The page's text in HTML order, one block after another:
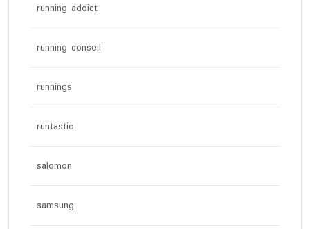
running addict
running conseil
runnings
runtastic
salomon
samsung